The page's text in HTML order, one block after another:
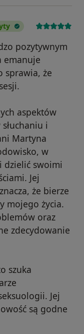
pozytywnym
emanuje
sprawia, że
aspektów
i
Martyna
w
dzielić swoimi
Jej
że bierze
mojego życia.
oraz
zdecydowanie
szuka
Jej
są godne